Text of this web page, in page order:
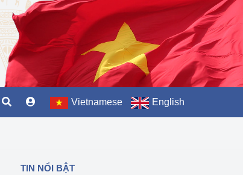
Vietnamese English
TIN NỔI BẬT